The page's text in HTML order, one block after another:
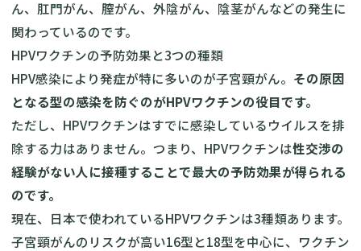
ん、肛門がん、膣がん、外陰がん、陰茎がんなどの発生に
関わっているのです。
HPVワクチンの予防効果と3つの種類
HPV感染により発症が特に多いのが子宮頸がん。 その原因
となる型の感染を防ぐのがHPVワクチンの役目です。
ただし、HPVワクチンはすでに感染しているウイルスを排
除する力はありません。つまり、HPVワクチンは性交渉の
経験がない人に接種することで最大の予防効果が得られる
のです。
現在、日本で使われているHPVワクチンは3種類あります。
子宮頸がんのリスクが高い16型と18型を中心に、ワクチン